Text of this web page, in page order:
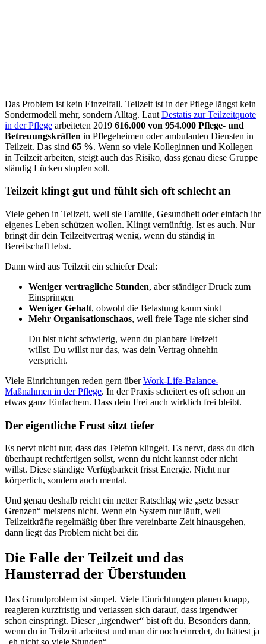
Das Problem ist kein Einzelfall. Teilzeit ist in der Pflege längst kein
Sondermodell mehr, sondern Alltag. Laut Destatis zur Teilzeitquote
in der Pflege arbeiteten 2019 616.000 von 954.000 Pflege- und
Betreuungskräften in Pflegeheimen oder ambulanten Diensten in
Teilzeit. Das sind 65 %. Wenn so viele Kolleginnen und Kollegen
in Teilzeit arbeiten, steigt auch das Risiko, dass genau diese Gruppe
ständig Lücken stopfen soll.
Teilzeit klingt gut und fühlt sich oft schlecht an
Viele gehen in Teilzeit, weil sie Familie, Gesundheit oder einfach ihr
eigenes Leben schützen wollen. Klingt vernünftig. Ist es auch. Nur
bringt dir dein Teilzeitvertrag wenig, wenn du ständig in
Bereitschaft lebst.
Dann wird aus Teilzeit ein schiefer Deal:
Weniger vertragliche Stunden, aber ständiger Druck zum
Einspringen
Weniger Gehalt, obwohl die Belastung kaum sinkt
Mehr Organisationschaos, weil freie Tage nie sicher sind
Du bist nicht schwierig, wenn du planbare Freizeit
willst. Du willst nur das, was dein Vertrag ohnehin
verspricht.
Viele Einrichtungen reden gern überWork-Life-Balance-
Maßnahmen in der Pflege. In der Praxis scheitert es oft schon an
etwas ganz Einfachem. Dass dein Frei auch wirklich frei bleibt.
Der eigentliche Frust sitzt tiefer
Es nervt nicht nur, dass das Telefon klingelt. Es nervt, dass du dich
überhaupt rechtfertigen sollst, wenn du nicht kannst oder nicht
willst. Diese ständige Verfügbarkeit frisst Energie. Nicht nur
körperlich, sondern auch mental.
Und genau deshalb reicht ein netter Ratschlag wie „setz besser
Grenzen“ meistens nicht. Wenn ein System nur läuft, weil
Teilzeitkräfte regelmäßig über ihre vereinbarte Zeit hinausgehen,
dann liegt das Problem nicht bei dir.
Die Falle der Teilzeit und das
Hamsterrad der Überstunden
Das Grundproblem ist simpel. Viele Einrichtungen planen knapp,
reagieren kurzfristig und verlassen sich darauf, dass irgendwer
schon einspringt. Dieser „irgendwer“ bist oft du. Besonders dann,
wenn du in Teilzeit arbeitest und man dir noch einredet, du hättest ja